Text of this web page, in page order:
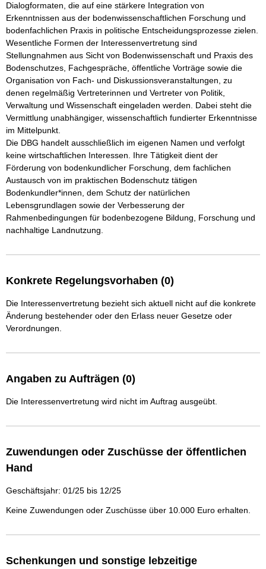
Dialogformaten, die auf eine stärkere Integration von
Erkenntnissen aus der bodenwissenschaftlichen Forschung und
bodenfachlichen Praxis in politische Entscheidungsprozesse zielen.
Wesentliche Formen der Interessenvertretung sind
Stellungnahmen aus Sicht von Bodenwissenschaft und Praxis des
Bodenschutzes, Fachgespräche, öffentliche Vorträge sowie die
Organisation von Fach- und Diskussionsveranstaltungen, zu
denen regelmäßig Vertreterinnen und Vertreter von Politik,
Verwaltung und Wissenschaft eingeladen werden. Dabei steht die
Vermittlung unabhängiger, wissenschaftlich fundierter Erkenntnisse
im Mittelpunkt.
Die DBG handelt ausschließlich im eigenen Namen und verfolgt
keine wirtschaftlichen Interessen. Ihre Tätigkeit dient der
Förderung von bodenkundlicher Forschung, dem fachlichen
Austausch von im praktischen Bodenschutz tätigen
Bodenkundler*innen, dem Schutz der natürlichen
Lebensgrundlagen sowie der Verbesserung der
Rahmenbedingungen für bodenbezogene Bildung, Forschung und
Konkrete Regelungsvorhaben (0)
Die Interessenvertretung bezieht sich aktuell nicht auf die konkrete
Änderung bestehender oder den Erlass neuer Gesetze oder
Verordnungen.
Angaben zu Aufträgen (0)
Die Interessenvertretung wird nicht im Auftrag ausgeübt.
Zuwendungen oder Zuschüsse der öffentlichen
Hand
Geschäftsjahr: 01/25 bis 12/25
Keine Zuwendungen oder Zuschüsse über 10.000 Euro erhalten.
Schenkungen und sonstige lebzeitige